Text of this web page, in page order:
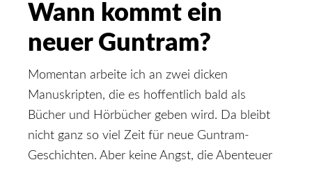
Wann kommt ein
neuer Guntram?
Momentan arbeite ich an zwei dicken
Manuskripten, die es hoffentlich bald als
Bücher und Hörbücher geben wird. Da bleibt
nicht ganz so viel Zeit für neue Guntram-
Geschichten. Aber keine Angst, die Abenteuer